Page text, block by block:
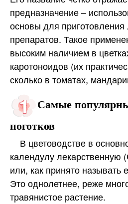
предназначение –
основы для приготовления
препаратов. Такое
высоким наличием в
каротоноидов (их
сколько в томатах,
Самые
ноготков
В цветоводстве в
календулу лекарственную
или, как принято называть
Это однолетнее, реже
травянистое растение.